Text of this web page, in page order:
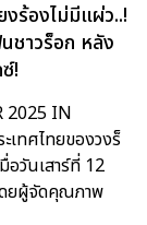
ร้องไม่มีแผ่ว..!
ชาวร็อก หลัง
!
2025 IN
เทศไทยของวงร็
วันเสาร์ที่ 12
ยผู้จัดคุณภาพ